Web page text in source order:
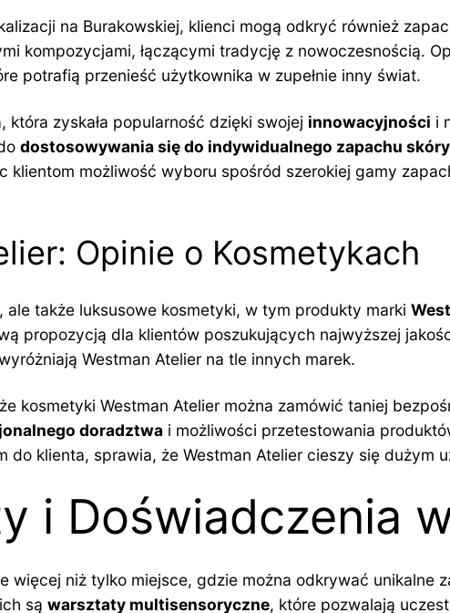
na Burakowskiej, klienci mogą odkryć również
kompozycjami, łączącymi tradycję z nowoczesnością.
potrafią przenieść użytkownika w zupełnie inny świat.
która zyskała popularność dzięki swojej innowacyjności i
dostosowywania się do indywidualnego zapachu skóry
klientom możliwość wyboru spośród szerokiej gamy
Opinie o Kosmetykach
ale także luksusowe kosmetyki, w tym produkty marki
propozycją dla klientów poszukujących najwyższej
Westman Atelier na tle innych marek.
kosmetyki Westman Atelier można zamówić taniej
doradztwa i możliwości przetestowania
do klienta, sprawia, że Westman Atelier cieszy się dużym
i Doświadczenia
więcej niż tylko miejsce, gdzie można odkrywać unikalne
są warsztaty multisensoryczne, które pozwalają